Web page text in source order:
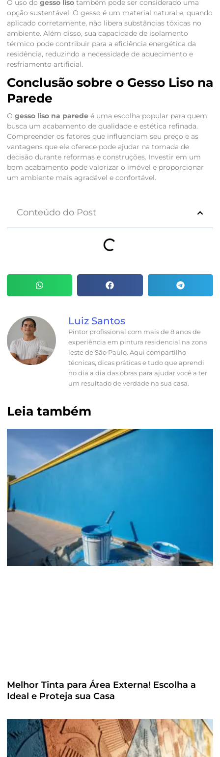
O uso do gesso lisotambém pode ser considerado uma
opção sustentável. O gesso é um material natural e, quando
aplicado corretamente, não libera substâncias tóxicas no
ambiente. Além disso, sua capacidade de isolamento
térmico pode contribuir para a eficiência energética da
residência, reduzindo a necessidade de aquecimento e
resfriamento artificial.
Conclusão sobre o Gesso Liso na
Parede
O gesso liso na paredeé uma escolha popular para quem
busca um acabamento de qualidade e estética refinada.
Compreender os fatores que influenciam seu preço e as
vantagens que ele oferece pode ajudar na tomada de
decisão durante reformas e construções. Investir em um
bom acabamento pode valorizar o imóvel e proporcionar
um ambiente mais agradável e confortável.
Conteúdo do Post
Luiz Santos
Pintor profissional com mais de 8 anos de
experiência em pintura residencial na zona
leste de São Paulo. Aqui compartilho
técnicas, dicas práticas e tudo que aprendi
no dia a dia das obras para ajudar você a ter
um resultado de verdade na sua casa.
Leia também
Melhor Tinta para Área Externa! Escolha a
Ideal e Proteja sua Casa